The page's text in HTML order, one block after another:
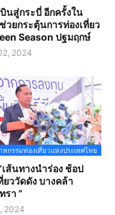
นสู่กระบี่ อีกครั้งใน
วยกระตุ้นการท่องเที่ยว
Season ปฐมฤกษ์
2024
กรรมท่องเที่ยวแห่งประเทศไทย
เส้นทางนำร่อง ช้อป
ยววัดดัง บางคล้า
รา ”
2024